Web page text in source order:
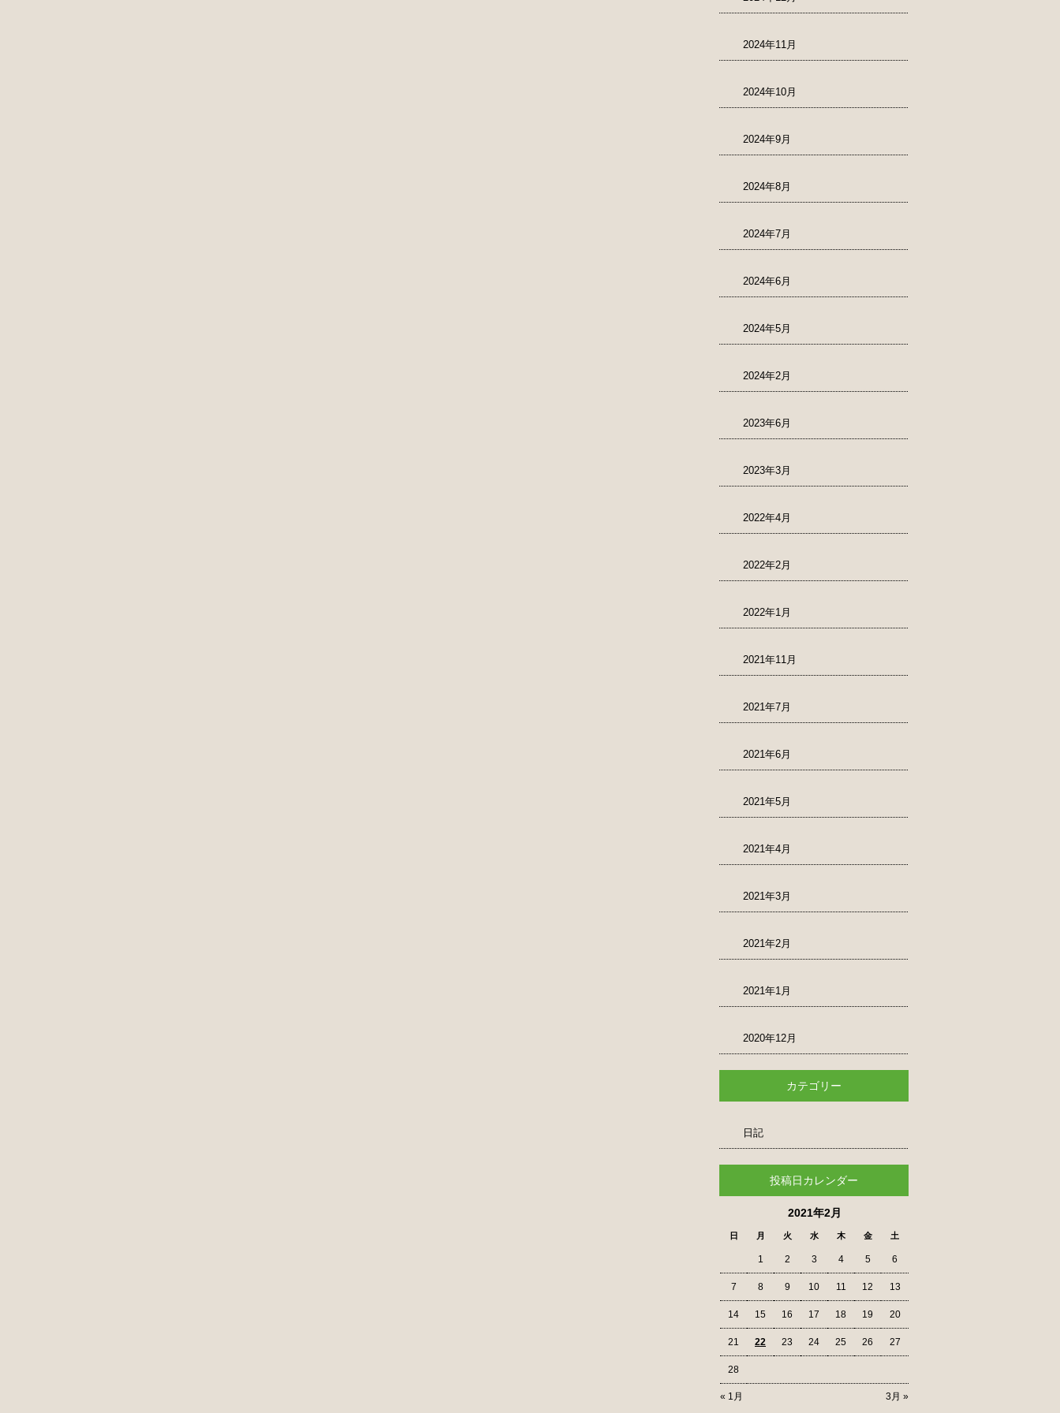
2024年11月
2024年10月
2024年9月
2024年8月
2024年7月
2024年6月
2024年5月
2024年2月
2023年6月
2023年3月
2022年4月
2022年2月
2022年1月
2021年11月
2021年7月
2021年6月
2021年5月
2021年4月
2021年3月
2021年2月
2021年1月
2020年12月
カテゴリー
日記
投稿日カレンダー
2021年2月
日 月 火 水 木 金 土
« 1月 3月 »
1 2 3 4 5 6
7 8 9 10 11 12 13
14 15 16 17 18 19 20
21 22 23 24 25 26 27
28